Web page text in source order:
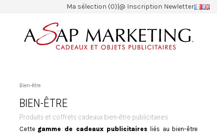
Ma sélection (0)|@ Inscription Newletter
Bien-être
BIEN-ÊTRE
Produits et coffrets cadeaux bien-être publicitaires
Cette gamme de cadeaux publicitaires liés au bien-être